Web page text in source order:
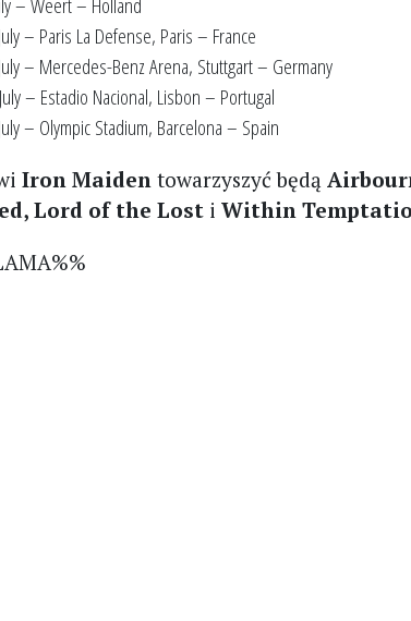
– Paris La Defense, Paris – France
– Mercedes-Benz Arena, Stuttgart – Germany
– Estadio Nacional, Lisbon – Portugal
– Olympic Stadium, Barcelona – Spain
Iron Maiden towarzyszyć będą
Lord of the Lost iWithin